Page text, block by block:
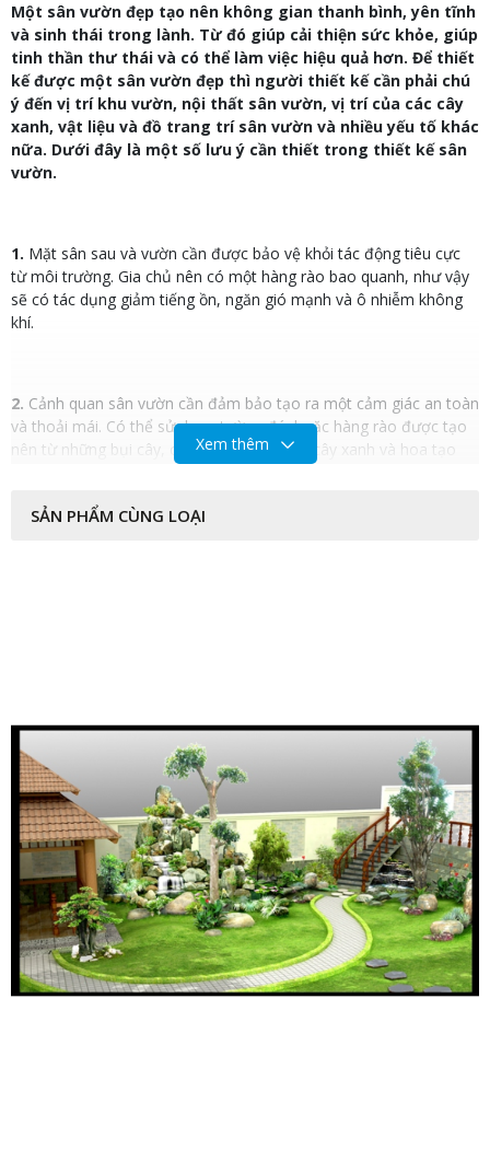
Một sân vườn đẹp tạo nên không gian thanh bình, yên tĩnh
và sinh thái trong lành. Từ đó giúp cải thiện sức khỏe, giúp
tinh thần thư thái và có thể làm việc hiệu quả hơn. Để thiết
kế được một sân vườn đẹp thì người thiết kế cần phải chú
ý đến vị trí khu vườn, nội thất sân vườn, vị trí của các cây
xanh, vật liệu và đồ trang trí sân vườn và nhiều yếu tố khác
nữa. Dưới đây là một số lưu ý cần thiết trong thiết kế sân
vườn.
1. Mặt sân sau và vườn cần được bảo vệ khỏi tác động tiêu cực
từ môi trường. Gia chủ nên có một hàng rào bao quanh, như vậy
sẽ có tác dụng giảm tiếng ồn, ngăn gió mạnh và ô nhiễm không
khí.
2. Cảnh quan sân vườn cần đảm bảo tạo ra một cảm giác an toàn
và thoải mái. Có thể sử dụng tường đá, hoặc hàng rào được tạo
nên từ những bụi cây, có sự xuất hiện của cây xanh và hoa tạo
nhiên và nhẹ nhàng cho khu vườn.Sân vườn trang trí đơn
giản
, thoáng mở sẽ tốt về mặt phong thủy cho toàn bộ căn nhà.
Xem thêm
SẢN PHẨM CÙNG LOẠI